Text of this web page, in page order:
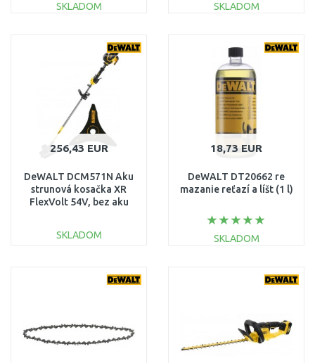
SKLADOM SKLADOM
Porovnať
256,43 EUR
DeWALT DCM571N Aku
strunová kosačka XR
FlexVolt 54V, bez aku
SKLADOM
18,73 EUR
DeWALT DT20662 re
mazanie reťazí a líšt (1 l)
SKLADOM